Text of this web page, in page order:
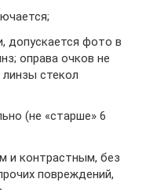
допускается фото в
оправа очков не
стекол
(не «старше» 6
и контрастным, без
повреждений,